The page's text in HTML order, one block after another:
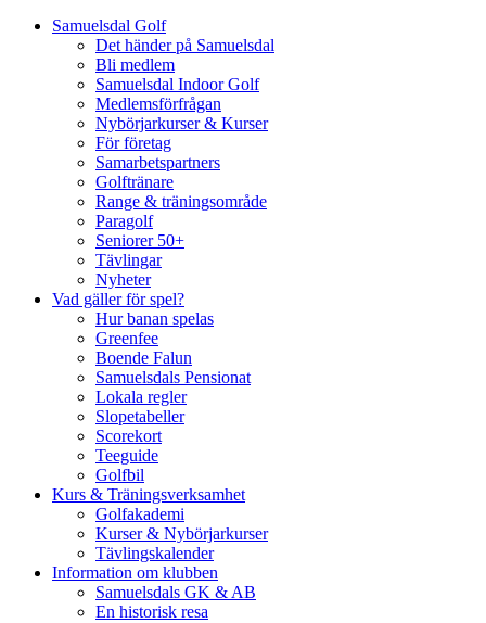
Samuelsdal Golf
Det händer på Samuelsdal
Bli medlem
Samuelsdal Indoor Golf
Medlemsförfrågan
Nybörjarkurser & Kurser
För företag
Samarbetspartners
Golftränare
Range & träningsområde
Paragolf
Seniorer 50+
Tävlingar
Nyheter
Vad gäller för spel?
Hur banan spelas
Greenfee
Boende Falun
Samuelsdals Pensionat
Lokala regler
Slopetabeller
Scorekort
Teeguide
Golfbil
Kurs & Träningsverksamhet
Golfakademi
Kurser & Nybörjarkurser
Tävlingskalender
Information om klubben
Samuelsdals GK & AB
En historisk resa